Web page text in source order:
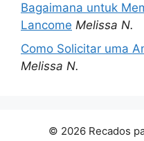
Bagaimana untuk
Lancome Melissa N.
Como Solicitar uma
Melissa N.
© 2026 Recados